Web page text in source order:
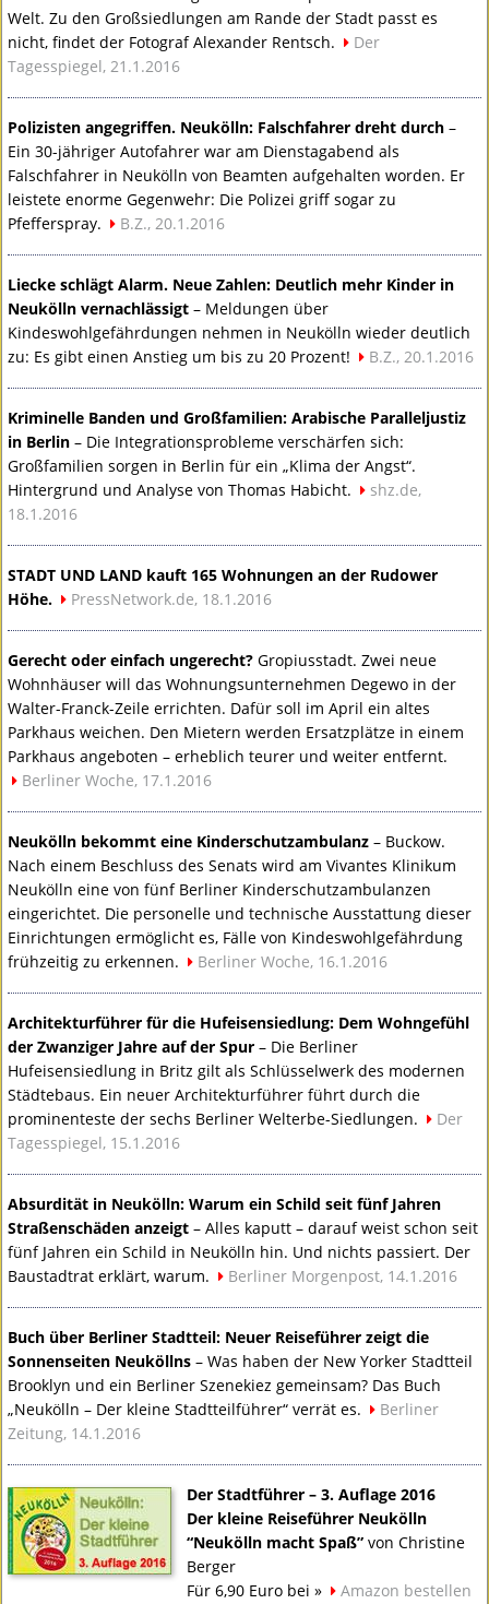
Welt. Zu den Großsiedlungen am Rande der Stadt passt es
nicht, findet der Fotograf Alexander Rentsch.
Der
Tagesspiegel, 21.1.2016
Polizisten angegriffen. Neukölln: Falschfahrer dreht durch –
Ein 30-jähriger Autofahrer war am Dienstagabend als
Falschfahrer in Neukölln von Beamten aufgehalten worden. Er
leistete enorme Gegenwehr: Die Polizei griff sogar zu
Pfefferspray.
B.Z., 20.1.2016
Liecke schlägt Alarm. Neue Zahlen: Deutlich mehr Kinder in
Neukölln vernachlässigt – Meldungen über
Kindeswohlgefährdungen nehmen in Neukölln wieder deutlich
zu: Es gibt einen Anstieg um bis zu 20 Prozent!
B.Z., 20.1.2016
Kriminelle Banden und Großfamilien: Arabische Paralleljustiz
in Berlin – Die Integrationsprobleme verschärfen sich:
Großfamilien sorgen in Berlin für ein „Klima der Angst“.
Hintergrund und Analyse von Thomas Habicht.
shz.de,
18.1.2016
STADT UND LAND kauft 165 Wohnungen an der Rudower
Höhe.
PressNetwork.de, 18.1.2016
Gerecht oder einfach ungerecht? Gropiusstadt. Zwei neue
Wohnhäuser will das Wohnungsunternehmen Degewo in der
Walter-Franck-Zeile errichten. Dafür soll im April ein altes
Parkhaus weichen. Den Mietern werden Ersatzplätze in einem
Parkhaus angeboten – erheblich teurer und weiter entfernt.
Berliner Woche, 17.1.2016
Neukölln bekommt eine Kinderschutzambulanz – Buckow.
Nach einem Beschluss des Senats wird am Vivantes Klinikum
Neukölln eine von fünf Berliner Kinderschutzambulanzen
eingerichtet. Die personelle und technische Ausstattung dieser
Einrichtungen ermöglicht es, Fälle von Kindeswohlgefährdung
frühzeitig zu erkennen.
Berliner Woche, 16.1.2016
Architekturführer für die Hufeisensiedlung: Dem Wohngefühl
der Zwanziger Jahre auf der Spur – Die Berliner
Hufeisensiedlung in Britz gilt als Schlüsselwerk des modernen
Städtebaus. Ein neuer Architekturführer führt durch die
prominenteste der sechs Berliner Welterbe-Siedlungen.
Der
Tagesspiegel, 15.1.2016
Absurdität in Neukölln: Warum ein Schild seit fünf Jahren
Straßenschäden anzeigt – Alles kaputt – darauf weist schon seit
fünf Jahren ein Schild in Neukölln hin. Und nichts passiert. Der
Baustadtrat erklärt, warum.
Berliner Morgenpost, 14.1.2016
Buch über Berliner Stadtteil: Neuer Reiseführer zeigt die
Sonnenseiten Neuköllns – Was haben der New Yorker Stadtteil
Brooklyn und ein Berliner Szenekiez gemeinsam? Das Buch
„Neukölln – Der kleine Stadtteilführer“ verrät es.
Berliner
Zeitung, 14.1.2016
Der Stadtführer – 3. Auflage 2016
Der kleine Reiseführer Neukölln
“Neukölln macht Spaß” von Christine
Berger
Für 6,90 Euro bei »
Amazon bestellen